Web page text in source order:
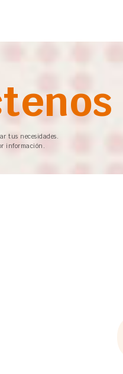
tus necesidades.
información.